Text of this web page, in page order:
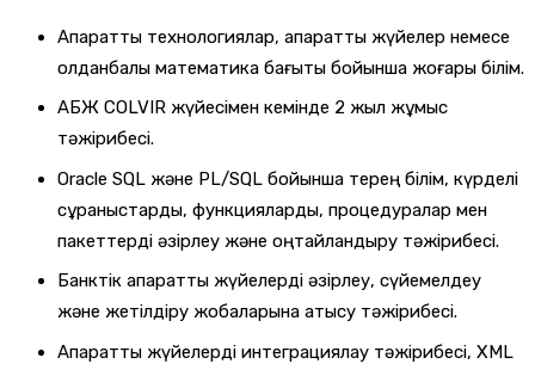
Ақпараттық технологиялар, ақпараттық жүйелер немесе
қолданбалы математика бағыты бойынша жоғары білім.
АБЖ COLVIR жүйесімен кемінде 2 жыл жұмыс
тәжірибесі.
Oracle SQL және PL/SQL бойынша терең білім, күрделі
сұраныстарды, функцияларды, процедуралар мен
пакеттерді әзірлеу және оңтайландыру тәжірибесі.
Банктік ақпараттық жүйелерді әзірлеу, сүйемелдеу
және жетілдіру жобаларына қатысу тәжірибесі.
Ақпараттық жүйелерді интеграциялау тәжірибесі, XML